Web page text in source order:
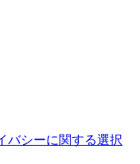
バシーに関する選択